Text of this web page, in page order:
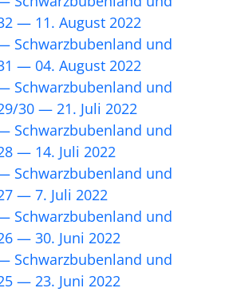
— 11. August 2022
Schwarzbubenland und
— 04. August 2022
Schwarzbubenland und
30 — 21. Juli 2022
Schwarzbubenland und
— 14. Juli 2022
Schwarzbubenland und
— 7. Juli 2022
Schwarzbubenland und
— 30. Juni 2022
Schwarzbubenland und
— 23. Juni 2022